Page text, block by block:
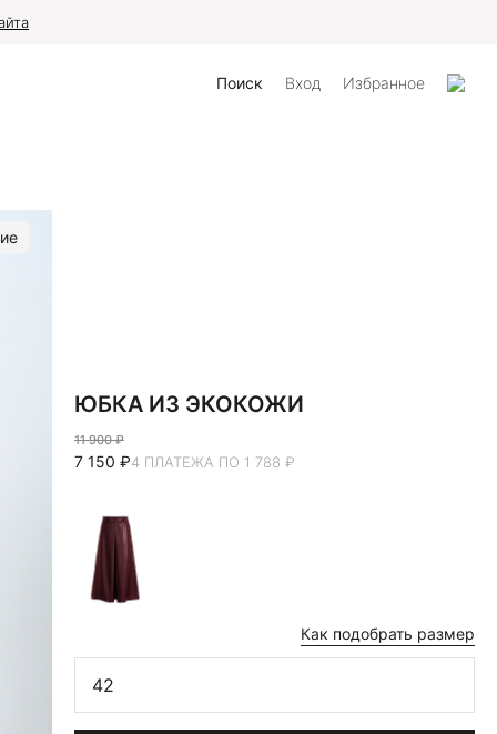
Поиск Вход Избранное
ЮБКА ИЗ ЭКОКОЖИ
11 900 ₽
7 150 ₽4 ПЛАТЕЖА ПО 1 788 ₽
Как подобрать размер
42